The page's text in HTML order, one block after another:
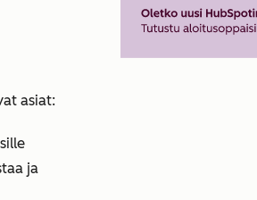
asiat:
ja